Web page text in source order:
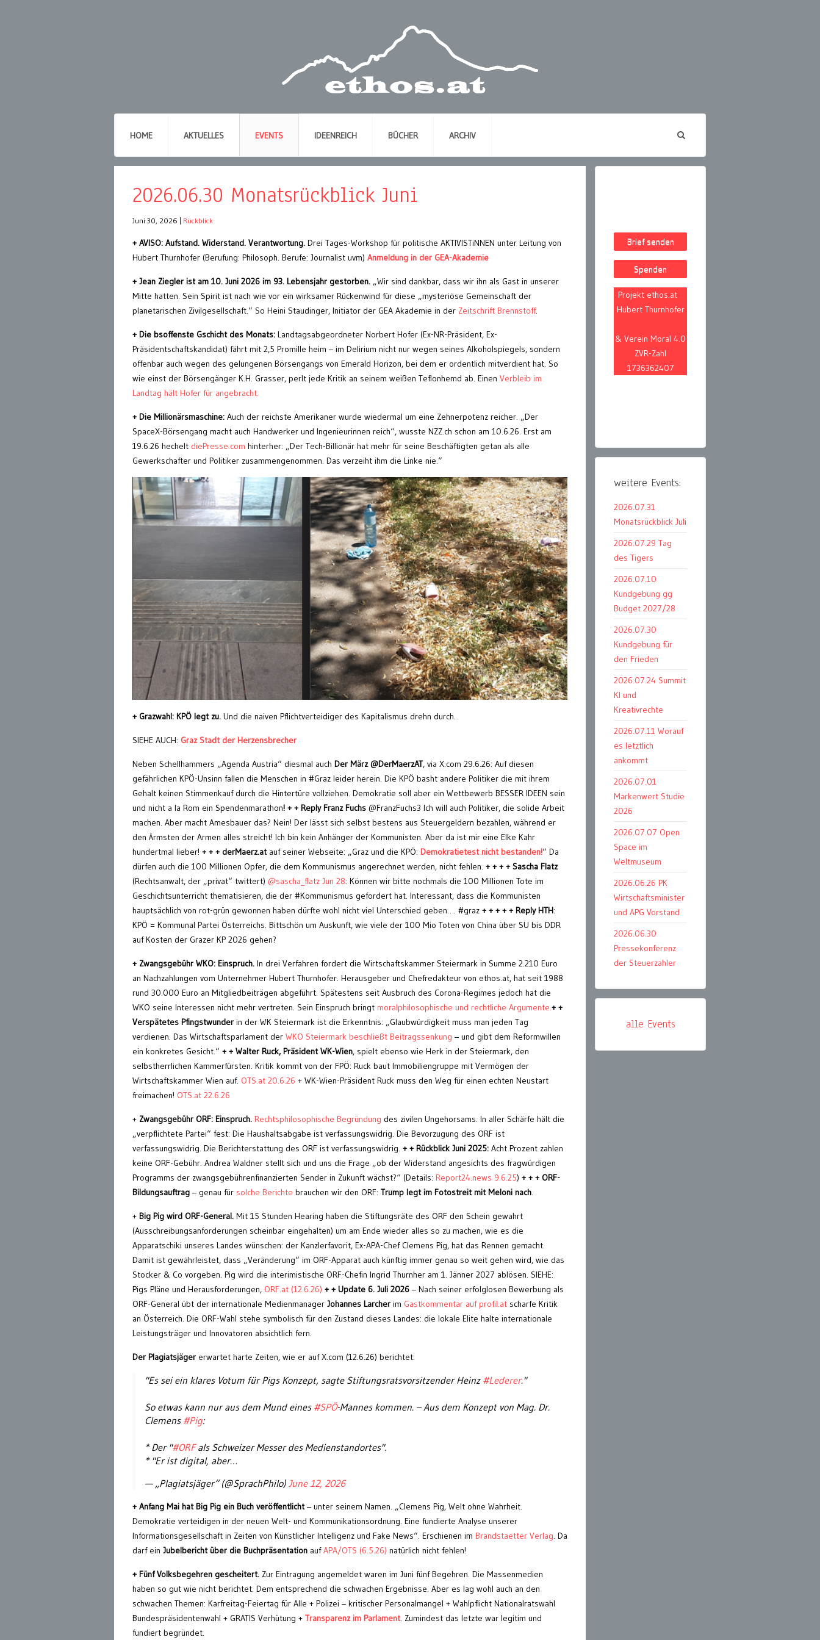
HOME AKTUELLES EVENTS IDEENREICH BÜCHER ARCHIV
2026.06.30 Monatsrückblick Juni
Juni 30, 2026 Rückblick
+ AVISO: Aufstand. Widerstand. Verantwortung. Drei Tages-Workshop für politische AKTIVISTiNNEN unter Leitung von
Hubert Thurnhofer (Berufung: Philosoph. Berufe: Journalist uvm) Anmeldung in der GEA-Akademie
+ Jean Ziegler ist am 10. Juni 2026 im 93. Lebensjahr gestorben. „Wir sind dankbar, dass wir ihn als Gast in unserer
Mitte hatten. Sein Spirit ist nach wie vor ein wirksamer Rückenwind für diese „mysteriöse Gemeinschaft der
planetarischen Zivilgesellschaft.“ So Heini Staudinger, Initiator der GEA Akademie in der Zeitschrift Brennstoff.
+ Die bsoffenste Gschicht des Monats: Landtagsabgeordneter Norbert Hofer (Ex-NR-Präsident, Ex-
Präsidentschaftskandidat) fährt mit 2,5 Promille heim – im Delirium nicht nur wegen seines Alkoholspiegels, sondern
offenbar auch wegen des gelungenen Börsengangs von Emerald Horizon, bei dem er ordentlich mitverdient hat. So
wie einst der Börsengänger K.H. Grasser, perlt jede Kritik an seinem weißen Teflonhemd ab. Einen Verbleib im
Landtag hält Hofer für angebracht.
+ Die Millionärsmaschine: Auch der reichste Amerikaner wurde wiedermal um eine Zehnerpotenz reicher. „Der
SpaceX-Börsengang macht auch Handwerker und Ingenieurinnen reich“, wusste NZZ.ch schon am 10.6.26. Erst am
19.6.26 hechelt diePresse.com hinterher: „Der Tech-Billionär hat mehr für seine Beschäftigten getan als alle
Gewerkschafter und Politiker zusammengenommen. Das verzeiht ihm die Linke nie.“
+ Grazwahl: KPÖ legt zu. Und die naiven Pflichtverteidiger des Kapitalismus drehn durch.
SIEHE AUCH: Graz Stadt der Herzensbrecher
Neben Schellhammers „Agenda Austria“ diesmal auch Der März @DerMaerzAT, via X.com 29.6.26: Auf diesen
gefährlichen KPÖ-Unsinn fallen die Menschen in #Graz leider herein. Die KPÖ basht andere Politiker die mit ihrem
Gehalt keinen Stimmenkauf durch die Hintertüre vollziehen. Demokratie soll aber ein Wettbewerb BESSER IDEEN sein
und nicht a la Rom ein Spendenmarathon! + + Reply Franz Fuchs @FranzFuchs3 Ich will auch Politiker, die solide Arbeit
machen. Aber macht Amesbauer das? Nein! Der lässt sich selbst bestens aus Steuergeldern bezahlen, während er
den Ärmsten der Armen alles streicht! Ich bin kein Anhänger der Kommunisten. Aber da ist mir eine Elke Kahr
hundertmal lieber! + + + derMaerz.atauf seiner Webseite: „Graz und die KPÖ: Demokratietest nicht bestanden!“ Da
dürfen auch die 100 Millionen Opfer, die dem Kommunismus angerechnet werden, nicht fehlen. + + + + Sascha Flatz
(Rechtsanwalt, der „privat“ twittert) @sascha_flatz Jun 28: Können wir bitte nochmals die 100 Millionen Tote im
Geschichtsunterricht thematisieren, die der #Kommunismus gefordert hat. Interessant, dass die Kommunisten
hauptsächlich von rot-grün gewonnen haben dürfte wohl nicht viel Unterschied geben…. #graz + + + + + Reply HTH:
KPÖ = Kommunal Partei Österreichs. Bittschön um Auskunft, wie viele der 100 Mio Toten von China über SU bis DDR
auf Kosten der Grazer KP 2026 gehen?
+ Zwangsgebühr WKO: Einspruch. In drei Verfahren fordert die Wirtschaftskammer Steiermark in Summe 2.210 Euro
an Nachzahlungen vom Unternehmer Hubert Thurnhofer. Herausgeber und Chefredakteur von ethos.at, hat seit 1988
rund 30.000 Euro an Mitgliedbeiträgen abgeführt. Spätestens seit Ausbruch des Corona-Regimes jedoch hat die
WKO seine Interessen nicht mehr vertreten. Sein Einspruch bringt moralphilosophische und rechtliche Argumente.+ +
Verspätetes Pfingstwunder in der WK Steiermark ist die Erkenntnis: „Glaubwürdigkeit muss man jeden Tag
verdienen. Das Wirtschaftsparlament der WKO Steiermark beschließt Beitragssenkung – und gibt dem Reformwillen
ein konkretes Gesicht.“ + + Walter Ruck, Präsident WK-Wien, spielt ebenso wie Herk in der Steiermark, den
selbstherrlichen Kammerfürsten. Kritik kommt von der FPÖ: Ruck baut Immobiliengruppe mit Vermögen der
Wirtschaftskammer Wien auf. OTS.at 20.6.26 + WK-Wien-Präsident Ruck muss den Weg für einen echten Neustart
freimachen! OTS.at 22.6.26
+ Zwangsgebühr ORF: Einspruch. Rechtsphilosophische Begründung des zivilen Ungehorsams. In aller Schärfe hält die
„verpflichtete Partei“ fest: Die Haushaltsabgabe ist verfassungswidrig. Die Bevorzugung des ORF ist
verfassungswidrig. Die Berichterstattung des ORF ist verfassungswidrig. + + Rückblick Juni 2025: Acht Prozent zahlen
keine ORF-Gebühr. Andrea Waldner stellt sich und uns die Frage „ob der Widerstand angesichts des fragwürdigen
Programms der zwangsgebührenfinanzierten Sender in Zukunft wächst?“ (Details: Report24.news 9.6.25) + + + ORF-
Bildungsauftrag – genau für solche Berichte brauchen wir den ORF: Trump legt im Fotostreit mit Meloni nach.
+ Big Pig wird ORF-General. Mit 15 Stunden Hearing haben die Stiftungsräte des ORF den Schein gewahrt
(Ausschreibungsanforderungen scheinbar eingehalten) um am Ende wieder alles so zu machen, wie es die
Apparatschiki unseres Landes wünschen: der Kanzlerfavorit, Ex-APA-Chef Clemens Pig, hat das Rennen gemacht.
Damit ist gewährleistet, dass „Veränderung“ im ORF-Apparat auch künftig immer genau so weit gehen wird, wie das
Stocker & Co vorgeben. Pig wird die interimistische ORF-Chefin Ingrid Thurnher am 1. Jänner 2027 ablösen. SIEHE:
Pigs Pläne und Herausforderungen, ORF.at (12.6.26) + + Update 6. Juli 2026 – Nach seiner erfolglosen Bewerbung als
ORF-General übt der internationale Medienmanager Johannes Larcher im Gastkommentar auf profil.at scharfe Kritik
an Österreich. Die ORF-Wahl stehe symbolisch für den Zustand dieses Landes: die lokale Elite halte internationale
Leistungsträger und Innovatoren absichtlich fern.
Der Plagiatsjäger erwartet harte Zeiten, wie er auf X.com (12.6.26) berichtet:
"Es sei ein klares Votum für Pigs Konzept, sagte Stiftungsratsvorsitzender Heinz #Lederer."
So etwas kann nur aus dem Mund eines #SPÖ-Mannes kommen. – Aus dem Konzept von Mag. Dr.
Clemens #Pig:
* Der "#ORFals Schweizer Messer des Medienstandortes".
* "Er ist digital, aber…
— „Plagiatsjäger“ (@SprachPhilo) June 12, 2026
+ Anfang Mai hat Big Pig ein Buch veröffentlicht– unter seinem Namen. „Clemens Pig, Welt ohne Wahrheit.
Demokratie verteidigen in der neuen Welt- und Kommunikationsordnung. Eine fundierte Analyse unserer
Informationsgesellschaft in Zeiten von Künstlicher Intelligenz und Fake News“. Erschienen im Brandstaetter Verlag. Da
darf ein Jubelbericht über die Buchpräsentation aufAPA/OTS (6.5.26) natürlich nicht fehlen!
+ Fünf Volksbegehren gescheitert. Zur Eintragung angemeldet waren im Juni fünf Begehren. Die Massenmedien
haben so gut wie nicht berichtet. Dem entsprechend die schwachen Ergebnisse. Aber es lag wohl auch an den
schwachen Themen: Karfreitag-Feiertag für Alle + Polizei – kritischer Personalmangel + Wahlpflicht Nationalratswahl
Bundespräsidentenwahl + GRATIS Verhütung + Transparenz im Parlament. Zumindest das letzte war legitim und
fundiert begründet.
Brief senden
Spenden
Projekt ethos.at
Hubert Thurnhofer
& Verein Moral 4.0
ZVR-Zahl
1736362407
weitere Events:
2026.07.31
Monatsrückblick Juli
2026.07.29 Tag
des Tigers
2026.07.10
Kundgebung gg
Budget 2027/28
2026.07.30
Kundgebung für
den Frieden
2026.07.24 Summit
KI und
Kreativrechte
2026.07.11 Worauf
es letztlich
ankommt
2026.07.01
Markenwert Studie
2026
2026.07.07 Open
Space im
Weltmuseum
2026.06.26 PK
Wirtschaftsminister
und APG Vorstand
2026.06.30
Pressekonferenz
der Steuerzahler
alle Events